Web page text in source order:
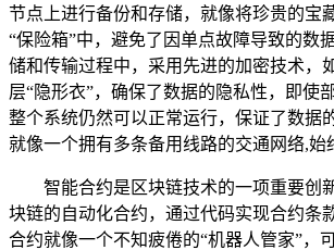
节点上进行备份和存储，就像将珍贵的宝
“保险箱”中，避免了因单点故障导致的数
储和传输过程中，采用先进的加密技术，
层“隐形衣”，确保了数据的隐私性，即使
整个系统仍然可以正常运行，保证了数据
就像一个拥有多条备用线路的交通网络,始
智能合约是区块链技术的一项重要创
块链的自动化合约，通过代码实现合约条
合约就像一个不知疲倦的“机器人管家”，